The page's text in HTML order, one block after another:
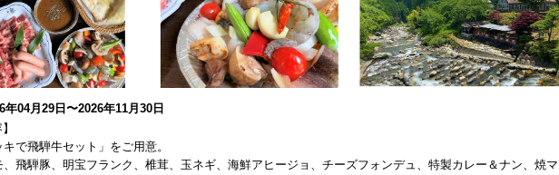
年04月29日〜2026年11月30日
キで飛騨牛セット」をご用意。
、飛騨豚、明宝フランク、椎茸、玉ネギ、海鮮アヒージョ、チーズフォンデュ、特製カレー＆ナン、焼